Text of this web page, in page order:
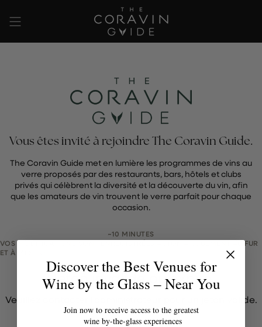
au
contenu
de
Vous êtes invité à rejoindre The Coravin Guide.
The Coravin Guide met en lumière les programmes de vins au
verre proposés par des restaurants, bars, hôtels et clubs
privés qui célèbrent la diversité et la découverte du vin, afin
que les amateurs de vin trouvent le verre parfait pour chaque
occasion.
~10 MINUTES
VOS MODIFICATIONS SONT ENREGISTRÉES AUTOMATIQUEMENT AU FUR
ET À MESURE.
Jeton invalide ou expiré
Veuillez contacter l'administrateur pour un jeton valide.
Discover the Best Venues for
Wine by the Glass – Near You
Join now to receive access to the greatest
wine by-the-glass experiences